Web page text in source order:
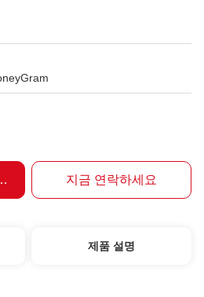
지금 연락하세요
제품 설명